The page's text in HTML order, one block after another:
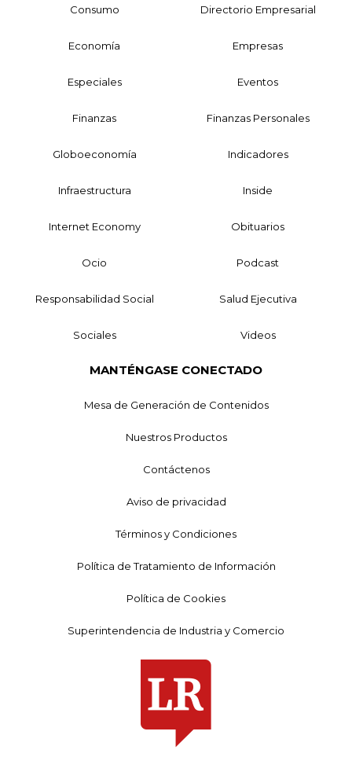
Consumo Directorio Empresarial
Economía Empresas
Especiales Eventos
Finanzas Finanzas Personales
Globoeconomía Indicadores
Infraestructura Inside
Internet Economy Obituarios
Ocio Podcast
Responsabilidad Social Salud Ejecutiva
Sociales Videos
MANTÉNGASE CONECTADO
Mesa de Generación de Contenidos
Nuestros Productos
Contáctenos
Aviso de privacidad
Términos y Condiciones
Política de Tratamiento de Información
Política de Cookies
Superintendencia de Industria y Comercio